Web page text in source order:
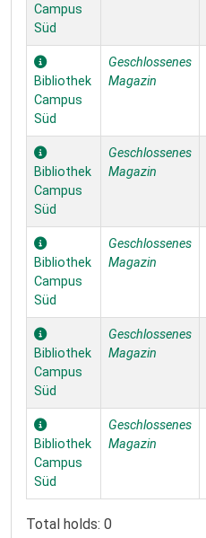
Campus
Süd
Bibliothek
Campus
Süd
Geschlossenes
Magazin
Bibliothek
Campus
Süd
Geschlossenes
Magazin
Bibliothek
Campus
Süd
Geschlossenes
Magazin
Bibliothek
Campus
Süd
Geschlossenes
Magazin
Bibliothek
Campus
Süd
Geschlossenes
Magazin
Total holds: 0